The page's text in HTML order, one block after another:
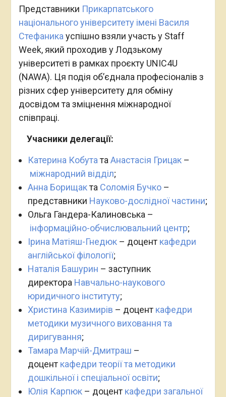
Представники Прикарпатського
національного університету імені Василя
Стефаника успішно взяли участь у Staff
Week, який проходив у Лодзькому
університеті в рамках проєкту UNIC4U
(NAWA). Ця подія об’єднала професіоналів з
різних сфер університету для обміну
досвідом та зміцнення міжнародної
співпраці.
Учасники делегації:
Катерина Кобутата Анастасія Грицак–
міжнародний відділ;
Анна Борищакта Соломія Бучко–
представники Науково-дослідної частини;
Ольга Гандера-Калиновська –
інформаційно-обчислювальний центр;
Ірина Матіяш-Гнедюк– доцент кафедри
англійської філології;
Наталія Башурин – заступник
директора Навчально-наукового
юридичного інституту;
Христина Казимирів – доцент кафедри
методики музичного виховання та
диригування;
Тамара Марчій-Дмитраш –
доцент кафедри теорії та методики
дошкільної і спеціальної освіти;
Юлія Карпюк– доцент кафедри загальної